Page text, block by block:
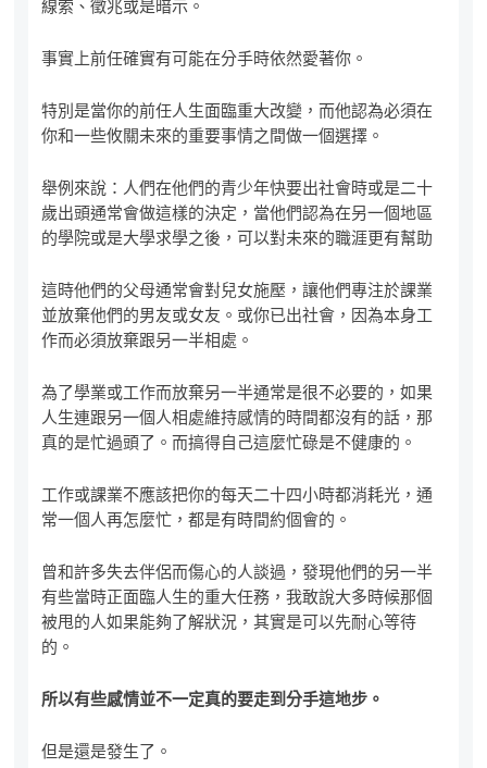
線索、徵兆或是暗示。
事實上前任確實有可能在分手時依然愛著你。
特別是當你的前任人生面臨重大改變，而他認為必須在
你和一些攸關未來的重要事情之間做一個選擇。
舉例來說：人們在他們的青少年快要出社會時或是二十
歲出頭通常會做這樣的決定，當他們認為在另一個地區
的學院或是大學求學之後，可以對未來的職涯更有幫助
這時他們的父母通常會對兒女施壓，讓他們專注於課業
並放棄他們的男友或女友。或你已出社會，因為本身工
作而必須放棄跟另一半相處。
為了學業或工作而放棄另一半通常是很不必要的，如果
人生連跟另一個人相處維持感情的時間都沒有的話，那
真的是忙過頭了。而搞得自己這麼忙碌是不健康的。
工作或課業不應該把你的每天二十四小時都消耗光，通
常一個人再怎麼忙，都是有時間約個會的。
曾和許多失去伴侶而傷心的人談過，發現他們的另一半
有些當時正面臨人生的重大任務，我敢說大多時候那個
被甩的人如果能夠了解狀況，其實是可以先耐心等待
的。
所以有些感情並不一定真的要走到分手這地步。
但是還是發生了。